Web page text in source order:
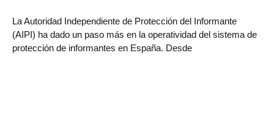
La Autoridad Independiente de Protección del Informante
(AIPI) ha dado un paso más en la operatividad del sistema de
protección de informantes en España. Desde